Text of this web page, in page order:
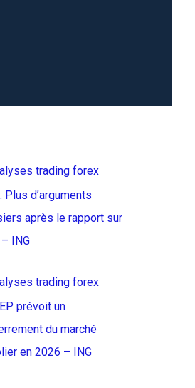
Plus d’arguments
après le rapport sur
– ING
prévoit un
du marché
en 2026 – ING